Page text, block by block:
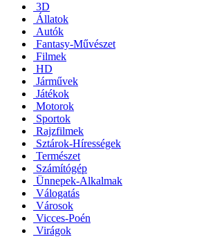
3D
Állatok
Autók
Fantasy-Művészet
Filmek
HD
Járművek
Játékok
Motorok
Sportok
Rajzfilmek
Sztárok-Hírességek
Természet
Számítógép
Ünnepek-Alkalmak
Válogatás
Városok
Vicces-Poén
Virágok